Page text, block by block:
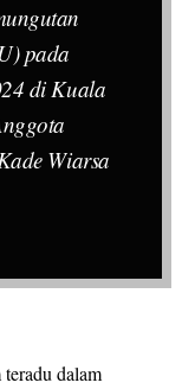
pada
di Kuala
Wiarsa
dalam